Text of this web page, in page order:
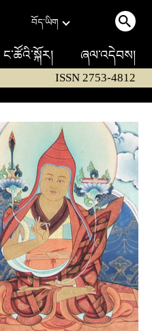
བོད་ཡིག
ང་ཚོའི་སྐོར། ཞལ་འདེབས།
ISSN 2753-4812